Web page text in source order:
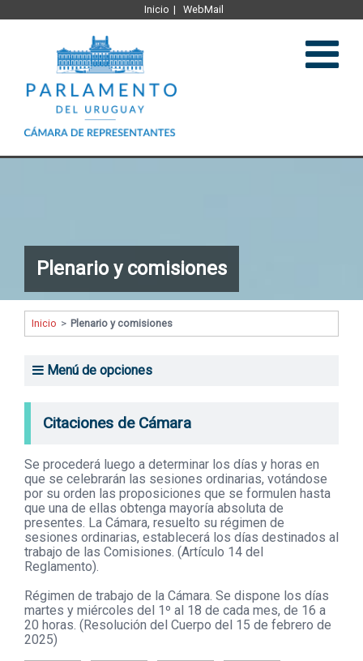
Inicio WebMail
Plenario y comisiones
Plenario y comisiones
Inicio > Plenario y comisiones
Menú de opciones
Proyectos de ley aprobados
Diario de Sesiones del plenario
Comisiones
Comisiones: versiones taquigráficas
Comisiones: asuntos entrados
Citaciones de Cámara
Se procederá luego a determinar los días y horas en
que se celebrarán las sesiones ordinarias, votándose
por su orden las proposiciones que se formulen hasta
que una de ellas obtenga mayoría absoluta de
presentes. La Cámara, resuelto su régimen de
sesiones ordinarias, establecerá los días destinados al
trabajo de las Comisiones. (Artículo 14 del
Reglamento).
Régimen de trabajo de la Cámara. Se dispone los días
martes y miércoles del 1º al 18 de cada mes, de 16 a
20 horas. (Resolución del Cuerpo del 15 de febrero de
2025)